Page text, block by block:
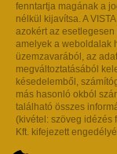
fenntartja magának a
nélkül kijavítsa. A
azokért az
amelyek a weboldalak
üzemzavarából, az
megváltoztatásából
késedelemből,
más hasonló okból
található összes
(kivétel: szöveg idézés
Kft. kifejezett